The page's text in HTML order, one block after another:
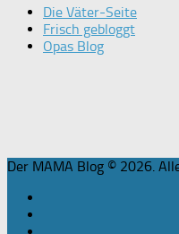
Die Väter-Seite
Frisch gebloggt
Opas Blog
Der MAMA Blog © 2026.